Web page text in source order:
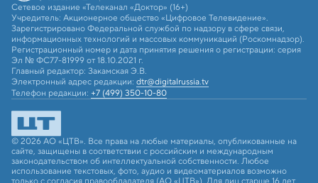
Сетевое издание «Телеканал «Доктор» (16+)
Учредитель: Акционерное общество «Цифровое Телевидение».
Зарегистрировано Федеральной службой по надзору в сфере связи,
информационных технологий и массовых коммуникаций (Роскомнадзор).
Регистрационный номер и дата принятия решения о регистрации: серия
Эл № ФС77-81999 от 18.10.2021 г.
Главный редактор: Закамская Э.В.
Электронный адрес редакции: dtr@digitalrussia.tv
Телефон редакции: +7 (499) 350-10-80
© 2026 АО «ЦТВ». Все права на любые материалы, опубликованные на
сайте, защищены в соответствии с российским и международным
законодательством об интеллектуальной собственности. Любое
использование текстовых, фото, аудио и видеоматериалов возможно
только с согласия правообладателя (АО «ЦТВ»). Для лиц старше 16 лет.